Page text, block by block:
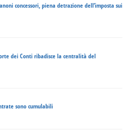
concessori, piena detrazione dell’imposta sui
dei Conti ribadisce la centralità del
sono cumulabili